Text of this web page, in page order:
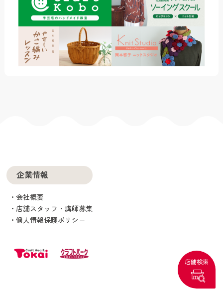
店舗検索
企業情報
会社概要
店舗スタッフ・講師募集
個人情報保護ポリシー